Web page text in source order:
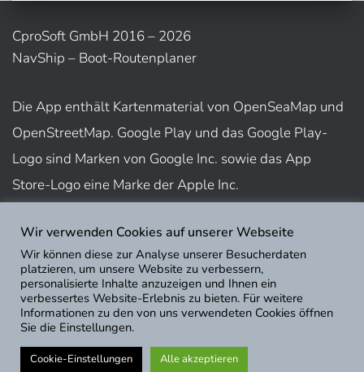
CproSoft GmbH 2016 – 2026
NavShip – Boot-Routenplaner
Die App enthält Kartenmaterial von OpenSeaMap und
OpenStreetMap. Google Play und das Google Play-
Logo sind Marken von Google Inc. sowie das App
Store-Logo eine Marke der Apple Inc.
Nutzungsbedingungen
Impressum
Datenschutz
Wir verwenden Cookies auf unserer Webseite
Wir können diese zur Analyse unserer Besucherdaten
platzieren, um unsere Website zu verbessern,
personalisierte Inhalte anzuzeigen und Ihnen ein
verbessertes Website-Erlebnis zu bieten. Für weitere
Informationen zu den von uns verwendeten Cookies öffnen
Sie die Einstellungen.
Cookie-Einstellungen Alle akzeptieren